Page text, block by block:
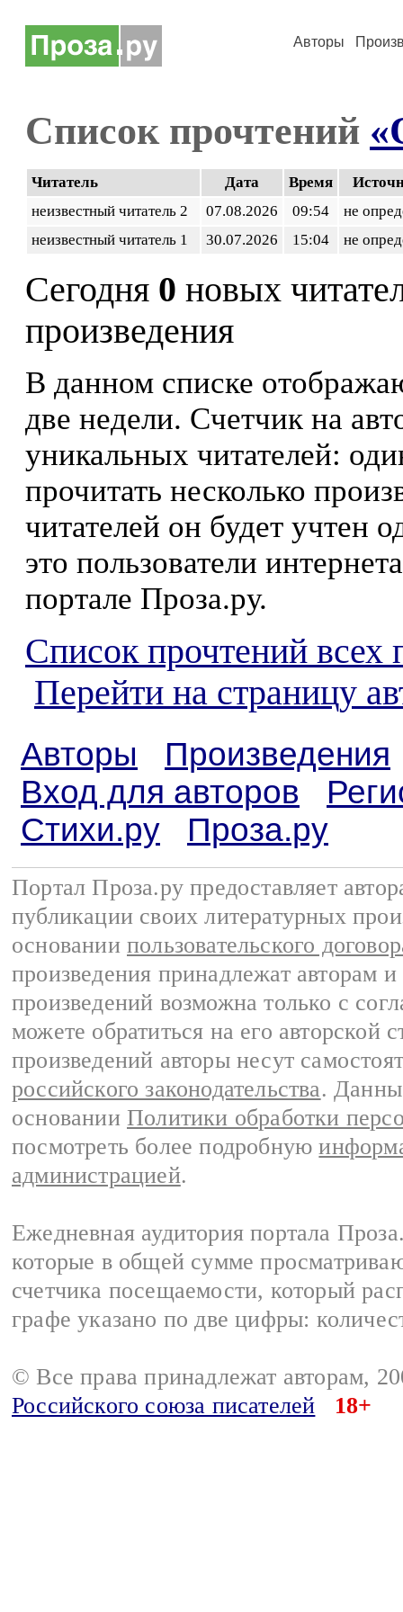
Авторы
Список прочтений
Читатель Дата Время
неизвестный читатель 2
07.08.2026 09:54
не
неизвестный читатель 1
30.07.2026 15:04 не
Сегодня 0 новых
произведения
В данном списке
две недели. Счетчик на
уникальных читателей:
прочитать несколько
читателей он будет учтен
это пользователи
портале Проза.ру.
Список прочтений всех
Перейти на страницу
Авторы
Произведения
Вход для авторов
Стихи.ру
Проза.ру
Портал Проза.ру предоставляет
публикации своих литературных
основании пользовательского
произведения принадлежат авторам
произведений возможна только с
можете обратиться на его авторской
произведений авторы несут
российского законодательства.
основании Политики обработки
посмотреть более подробную
администрацией.
Ежедневная аудитория портала
которые в общей сумме
счетчика посещаемости, который
графе указано по две цифры:
© Все права принадлежат авторам,
Российского союза писателей
18+